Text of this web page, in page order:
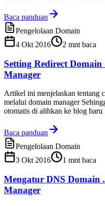
Baca panduan
Pengelolaan Domain
4 Okt 2016
2 mnt baca
Setting Redirect
Manager
Artikel ini menjelaskan tentang
melalui domain manager
otomatis di alihkan ke blog baru
Baca panduan
Pengelolaan Domain
3 Okt 2016
1 mnt baca
Mengatur DNS Domain
Manager